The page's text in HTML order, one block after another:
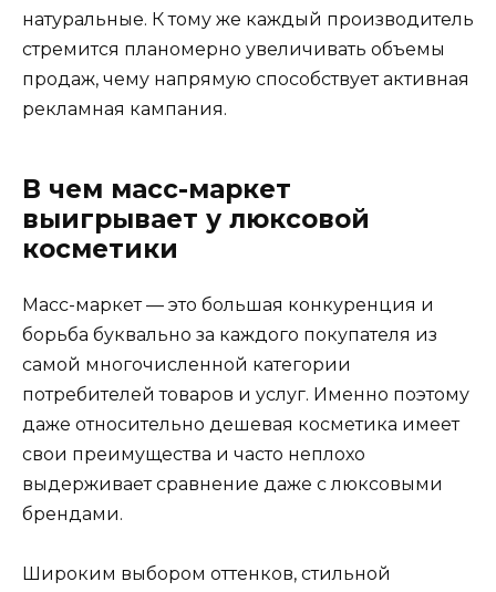
натуральные. К тому же каждый производитель
стремится планомерно увеличивать объемы
продаж, чему напрямую способствует активная
рекламная кампания.
В чем масс-маркет
выигрывает у люксовой
косметики
Масс-маркет — это большая конкуренция и
борьба буквально за каждого покупателя из
самой многочисленной категории
потребителей товаров и услуг. Именно поэтому
даже относительно дешевая косметика имеет
свои преимущества и часто неплохо
выдерживает сравнение даже с люксовыми
брендами.
Широким выбором оттенков, стильной